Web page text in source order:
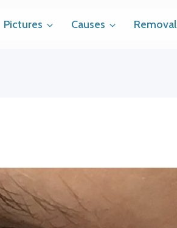
Pictures Causes Removal